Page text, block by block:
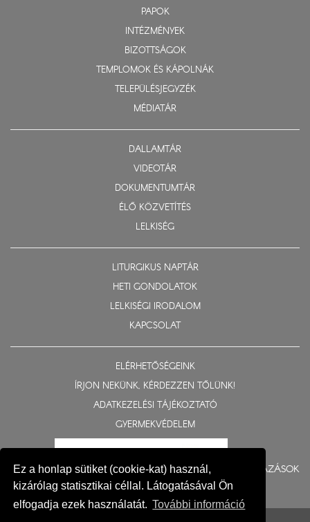
Ez a honlap sütiket (cookie-kat) használ,
kizárólag statisztikai céllal. Látogatásával Ön
elfogadja ezek használatát. További információ
PAPOK
INTÉZMÉNYEK
BIZOTTSÁGOK
TEMPLOMOK ÉS KÁPOLNÁK
TELEPÜLÉSJEGYZÉK
MÉDIATÁR
DALLAMTÁR
VIDEOTÁR
DOKUMENTUMTÁR
ÉLŐ KÖZVETÍTÉS
LELKISÉG
LITURGIKUS NAPTÁR
HETI GONDOLATOK
LELKISÉGI IRODALOM
KAPCSOLAT
ELÉRHETŐSÉGEINK
ÍRJON NEKÜNK, KÉRDEZZEN TŐLÜNK!
ADATKEZELÉSI TÁJÉKOZTATÓ
GYERMEKVÉDELEM
BERUHÁZÁSOK